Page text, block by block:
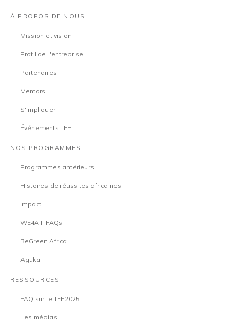
À PROPOS DE NOUS
Mission et vision
Profil de l'entreprise
Partenaires
Mentors
S'impliquer
Événements TEF
NOS PROGRAMMES
Programmes antérieurs
Histoires de réussites africaines
Impact
WE4A II FAQs
BeGreen Africa
Aguka
RESSOURCES
FAQ sur le TEF2025
Les médias